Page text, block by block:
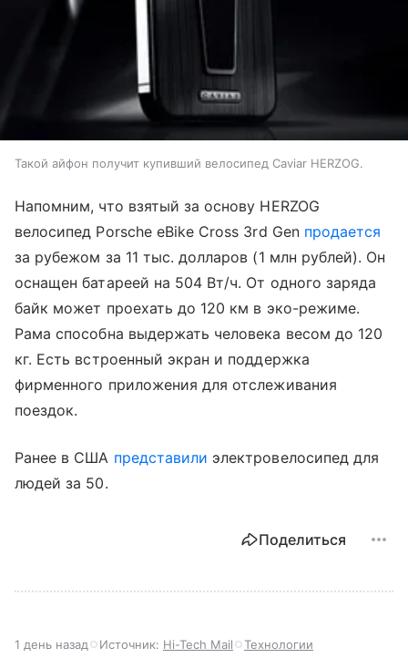
Такой айфон получит купивший велосипед Caviar HERZOG.
Напомним, что взятый за основу HERZOG
велосипед Porsche eBike Cross 3rd Gen продается
за рубежом за 11 тыс. долларов (1 млн рублей). Он
оснащен батареей на 504 Вт/ч. От одного заряда
байк может проехать до 120 км в эко-режиме.
Рама способна выдержать человека весом до 120
кг. Есть встроенный экран и поддержка
фирменного приложения для отслеживания
поездок.
Ранее в США представили электровелосипед для
людей за 50.
Поделиться
1 день назад Источник: Hi-Tech Mail Технологии